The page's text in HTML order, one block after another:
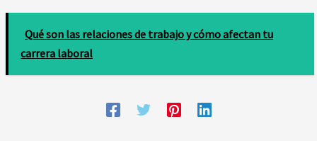
Qué son las relaciones de trabajo y cómo afectan tu
carrera laboral